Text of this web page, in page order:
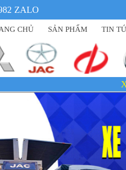
ZALO
CHỦ SẢN PHẨM TIN
XE CÓ SẴN -